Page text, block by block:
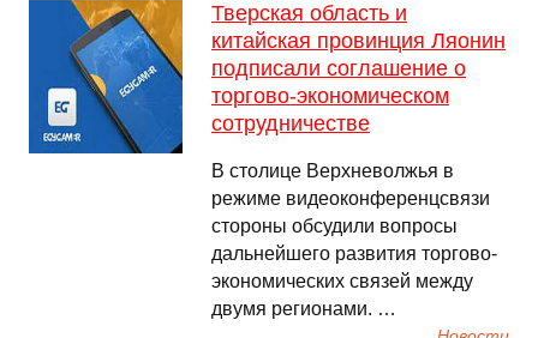
Тверская область и
китайская провинция Ляонин
подписали соглашение о
торгово-экономическом
сотрудничестве
В столице Верхневолжья в
режиме видеоконференцсвязи
стороны обсудили вопросы
дальнейшего развития торгово-
экономических связей между
двумя регионами. …